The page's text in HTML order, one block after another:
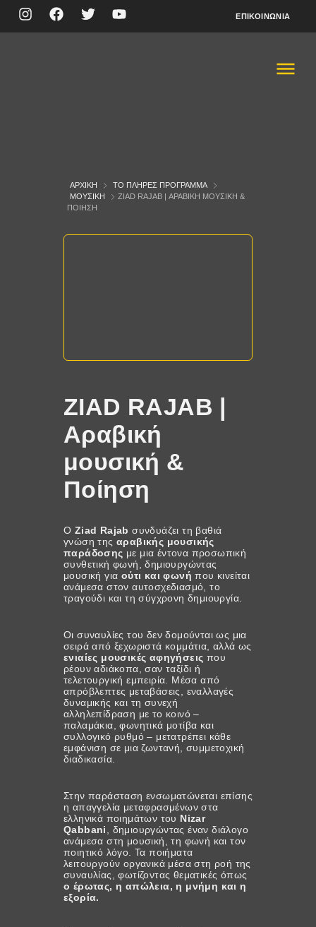
ΕΠΙΚΟΙΝΩΝΊΑ
ΑΡΧΙΚΉ
ΤΟ ΠΛΉΡΕΣ ΠΡΌΓΡΑΜΜΑ
ΜΟΥΣΙΚΉ
ZIAD RAJAB | ΑΡΑΒΙΚΉ ΜΟΥΣΙΚΉ &
ΠΟΊΗΣΗ
ZIAD RAJAB |
Αραβική
μουσική &
Ποίηση
O Ziad Rajab συνδυάζει τη βαθιά
γνώση τηςαραβικής μουσικής
παράδοσης με μια έντονα προσωπική
συνθετική φωνή, δημιουργώντας
μουσική για ούτι και φωνή που κινείται
ανάμεσα στον αυτοσχεδιασμό, το
τραγούδι και τη σύγχρονη δημιουργία.
Οι συναυλίες του δεν δομούνται ως μια
σειρά από ξεχωριστά κομμάτια, αλλά ως
ενιαίες μουσικές αφηγήσεις που
ρέουν αδιάκοπα, σαν ταξίδι ή
τελετουργική εμπειρία. Μέσα από
απρόβλεπτες μεταβάσεις, εναλλαγές
δυναμικής και τη συνεχή
αλληλεπίδραση με το κοινό –
παλαμάκια, φωνητικά μοτίβα και
συλλογικό ρυθμό – μετατρέπει κάθε
εμφάνιση σε μια ζωντανή, συμμετοχική
διαδικασία.
Στην παράσταση ενσωματώνεται επίσης
η απαγγελία μεταφρασμένων στα
ελληνικά ποιημάτων του Nizar
Qabbani
, δημιουργώντας έναν διάλογο
ανάμεσα στη μουσική, τη φωνή και τον
ποιητικό λόγο. Τα ποιήματα
λειτουργούν οργανικά μέσα στη ροή της
συναυλίας, φωτίζοντας θεματικές όπως
ο έρωτας, η απώλεια, η μνήμη και η
εξορία.